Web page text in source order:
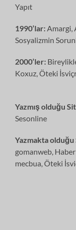
Yapıt
1990’lar: Amargi,
Sosyalizmin
2000’ler:
Koxuz, Öteki
Yazmış olduğu
Sesonline
Yazmakta
gomanweb,
mecbua, Öteki